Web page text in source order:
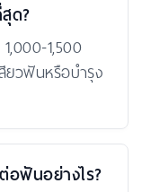
ด?
1,500
ยวฟันหรือบำรุง
อฟันอย่างไร?